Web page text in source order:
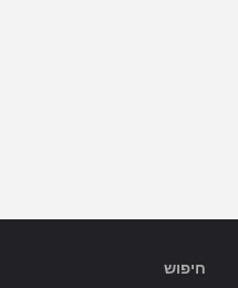
חיפוש